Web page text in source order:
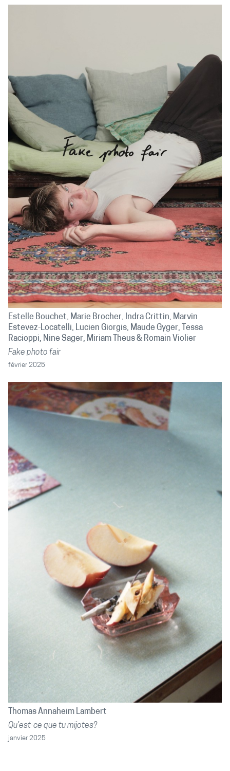
Estelle Bouchet Marie Brocher Indra Crittin Marvin
Estevez-Locatelli Lucien Giorgis Maude Gyger
Tessa
Racioppi Nine Sager Miriam Theus
Romain Violier
Fake photo fair
février 2025
Thomas Annaheim Lambert
Qu’est-ce que tu mijotes?
janvier 2025